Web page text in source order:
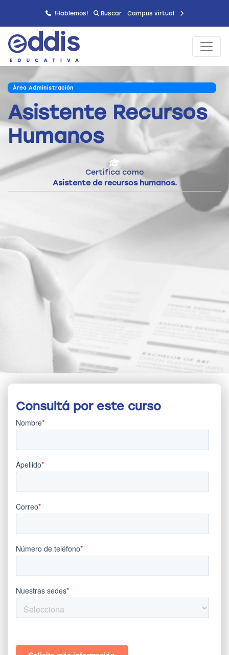
!Hablemos! Buscar Campus virtual
Área Administración
Asistente Recursos
Humanos
Certifica como
Asistente de recursos humanos.
Consultá por este curso